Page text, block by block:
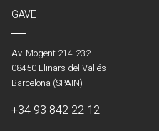
GAVE
Av. Mogent 214-232
08450 Llinars del Vallés
Barcelona (SPAIN)
+34 93 842 22 12